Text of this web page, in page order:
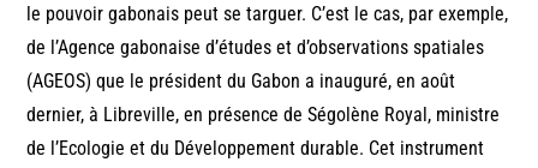
le pouvoir gabonais peut se targuer. C’est le cas, par exemple,
de l’Agence gabonaise d’études et d’observations spatiales
(AGEOS) que le président du Gabon a inauguré, en août
dernier, à Libreville, en présence de Ségolène Royal, ministre
de l’Ecologie et du Développement durable. Cet instrument